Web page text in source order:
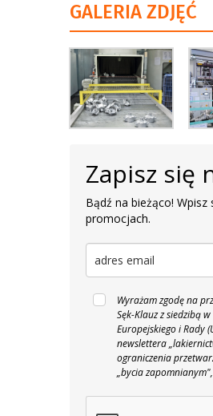
GALERIA ZDJĘĆ
Zapisz się
Bądź na bieżąco!
promocjach.
Wyrażam zgodę na
Sęk-Klauz z siedzibą
Europejskiego i Rady
newslettera
ograniczenia
„bycia